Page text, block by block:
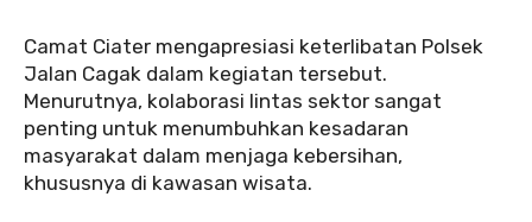
‎Camat Ciater mengapresiasi keterlibatan Polsek
Jalan Cagak dalam kegiatan tersebut.
Menurutnya, kolaborasi lintas sektor sangat
penting untuk menumbuhkan kesadaran
masyarakat dalam menjaga kebersihan,
khususnya di kawasan wisata.